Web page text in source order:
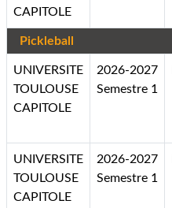
CAPITOLE
Pickleball
UNIVERSITE
TOULOUSE
CAPITOLE
2026-2027
Semestre 1
UNIVERSITE
TOULOUSE
CAPITOLE
2026-2027
Semestre 1